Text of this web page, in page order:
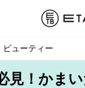
ビューティー
見！かま